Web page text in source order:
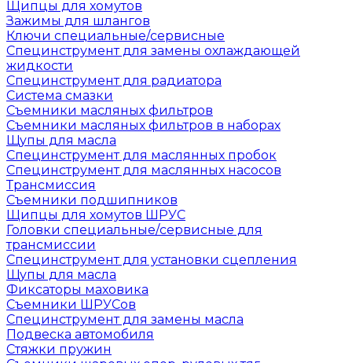
Щипцы для хомутов
Зажимы для шлангов
Ключи специальные/сервисные
Специнструмент для замены охлаждающей
жидкости
Специнструмент для радиатора
Система смазки
Съемники масляных фильтров
Съемники масляных фильтров в наборах
Щупы для масла
Специнструмент для маслянных пробок
Специнструмент для маслянных насосов
Трансмиссия
Съемники подшипников
Щипцы для хомутов ШРУС
Головки специальные/сервисные для
трансмиссии
Специнструмент для установки сцепления
Щупы для масла
Фиксаторы маховика
Съемники ШРУСов
Специнструмент для замены масла
Подвеска автомобиля
Стяжки пружин